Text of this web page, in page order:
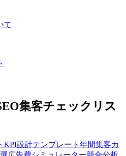
て
集客チェックリス
KPI設計テンプレート 年間集客カ